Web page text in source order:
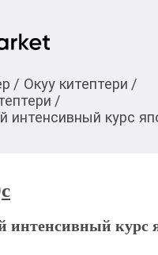
/ Окуу китептери /
/
интенсивный курс
c
интенсивный курс